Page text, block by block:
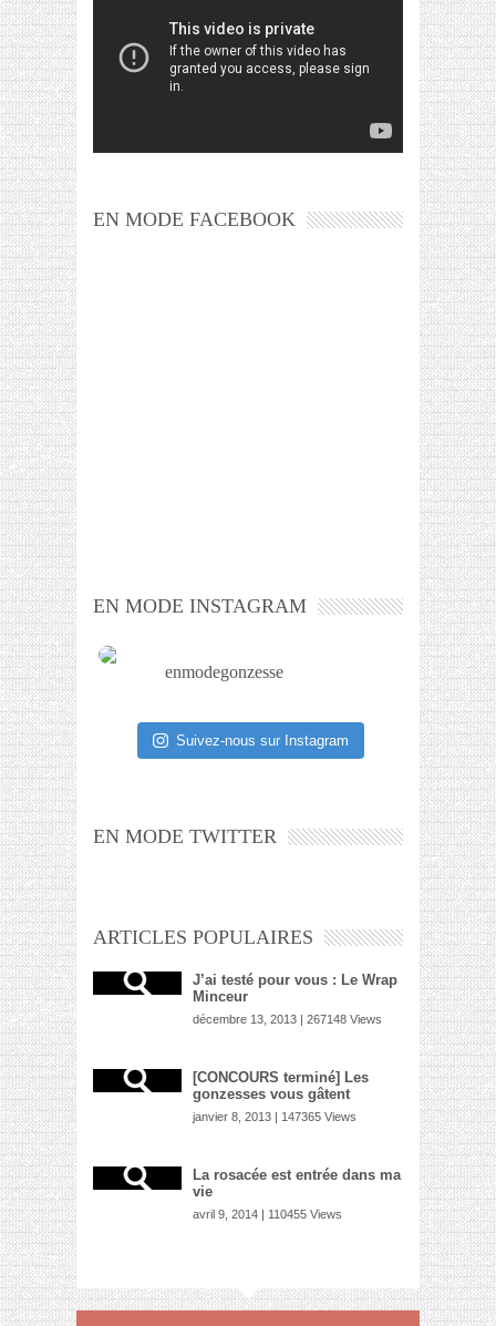
EN MODE FACEBOOK
EN MODE INSTAGRAM
enmodegonzesse
Suivez-nous sur Instagram
EN MODE TWITTER
ARTICLES POPULAIRES
J’ai testé pour vous : Le Wrap
Minceur
décembre 13, 2013 | 267148 Views
[CONCOURS terminé] Les
gonzesses vous gâtent
janvier 8, 2013 | 147365 Views
La rosacée est entrée dans ma
vie
avril 9, 2014 | 110455 Views